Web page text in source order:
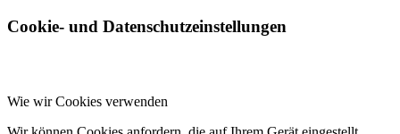
Cookie- und Datenschutzeinstellungen
Wie wir Cookies verwenden